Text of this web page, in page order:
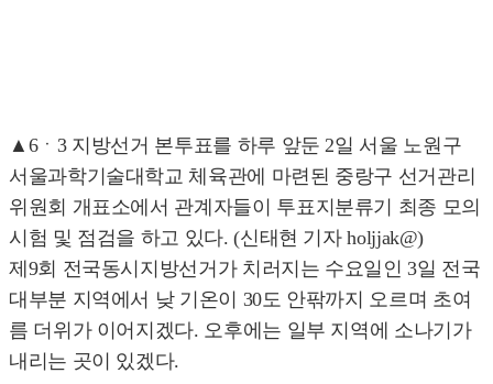
▲6ㆍ3 지방선거 본투표를 하루 앞둔 2일 서울 노원구
서울과학기술대학교 체육관에 마련된 중랑구 선거관리
위원회 개표소에서 관계자들이 투표지분류기 최종 모의
시험 및 점검을 하고 있다. (신태현 기자 holjjak@)
제9회 전국동시지방선거가 치러지는 수요일인 3일 전국
대부분 지역에서 낮 기온이 30도 안팎까지 오르며 초여
름 더위가 이어지겠다. 오후에는 일부 지역에 소나기가
내리는 곳이 있겠다.